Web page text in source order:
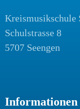
Kreismusikschule
Schulstrasse 8
5707 Seengen
Informationen